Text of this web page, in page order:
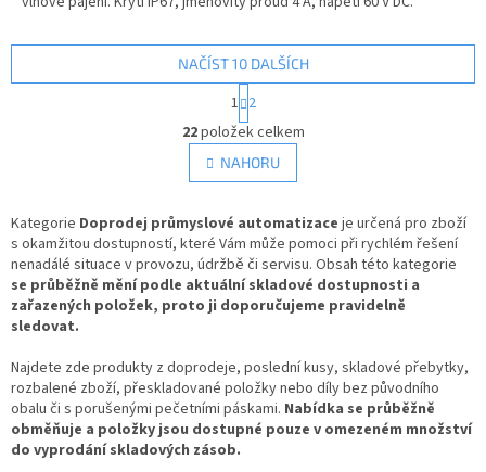
O
v
l
á
a
c
í
p
r
y
v
ý
p
NAČÍST 10 DALŠÍCH
t
r
á
n
k
v
á
n
í
1 2
22položek celkem
NAHORU
Kategorie Doprodej průmyslové automatizace je určená pro zboží
s okamžitou dostupností, které Vám může pomoci při rychlém řešení
nenadálé situace v provozu, údržbě či servisu. Obsah této kategorie
se průběžně mění podle aktuální skladové dostupnosti a
zařazených položek, proto ji doporučujeme pravidelně
sledovat.
Najdete zde produkty z doprodeje, poslední kusy, skladové přebytky,
rozbalené zboží, přeskladované položky nebo díly bez původního
obalu či s porušenými pečetními páskami. Nabídka se průběžně
obměňuje a položky jsou dostupné pouze v omezeném množství
do vyprodání skladových zásob.